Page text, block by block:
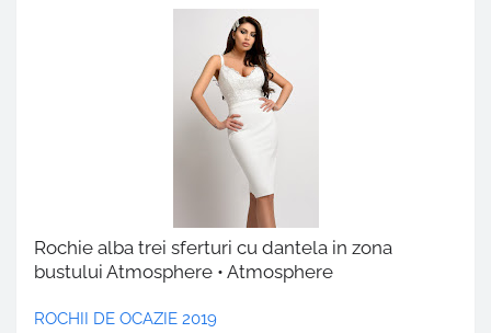
Rochie alba trei sferturi cu dantela in zona
bustului Atmosphere • Atmosphere
ROCHII DE OCAZIE 2019